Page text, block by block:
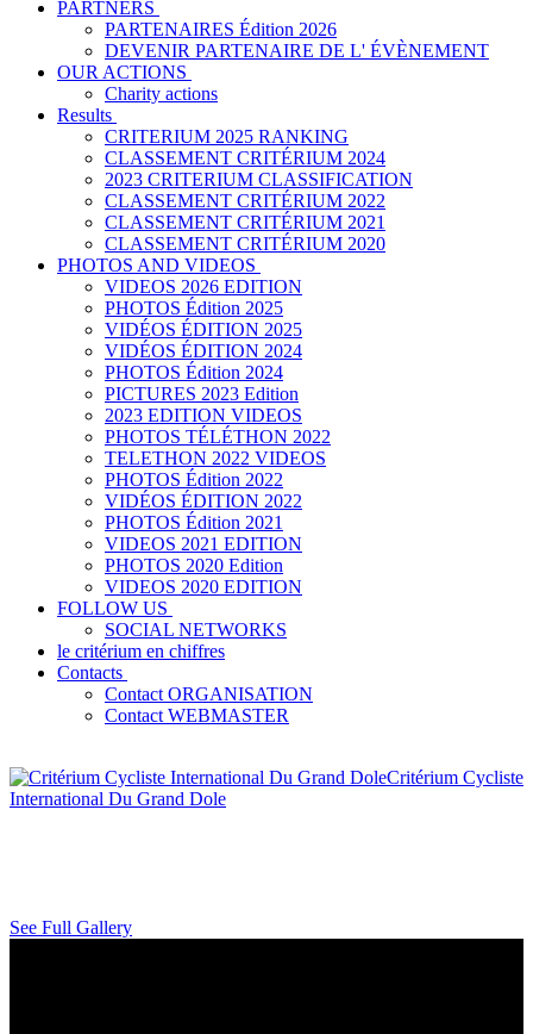
PARTNERS
PARTENAIRES Édition 2026
DEVENIR PARTENAIRE DE L' ÉVÈNEMENT
OUR ACTIONS
Charity actions
Results
CRITERIUM 2025 RANKING
CLASSEMENT CRITÉRIUM 2024
2023 CRITERIUM CLASSIFICATION
CLASSEMENT CRITÉRIUM 2022
CLASSEMENT CRITÉRIUM 2021
CLASSEMENT CRITÉRIUM 2020
PHOTOS AND VIDEOS
VIDEOS 2026 EDITION
PHOTOS Édition 2025
VIDÉOS ÉDITION 2025
VIDÉOS ÉDITION 2024
PHOTOS Édition 2024
PICTURES 2023 Edition
2023 EDITION VIDEOS
PHOTOS TÉLÉTHON 2022
TELETHON 2022 VIDEOS
PHOTOS Édition 2022
VIDÉOS ÉDITION 2022
PHOTOS Édition 2021
VIDEOS 2021 EDITION
PHOTOS 2020 Edition
VIDEOS 2020 EDITION
FOLLOW US
SOCIAL NETWORKS
le critérium en chiffres
Contacts
Contact ORGANISATION
Contact WEBMASTER
Critérium Cycliste
International Du Grand Dole
See Full Gallery